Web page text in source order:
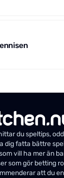
du speltips,
dig fatta bättre
vill ha mer än
som gör betting
att du